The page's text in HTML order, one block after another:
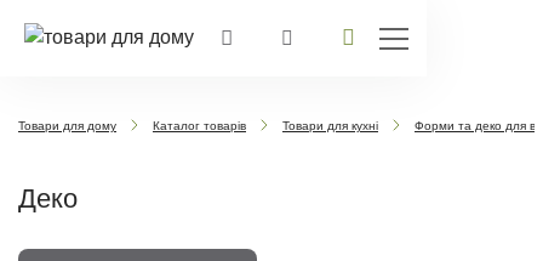
Товари для дому Каталог товарів Товари для кухні Форми та деко для
Деко